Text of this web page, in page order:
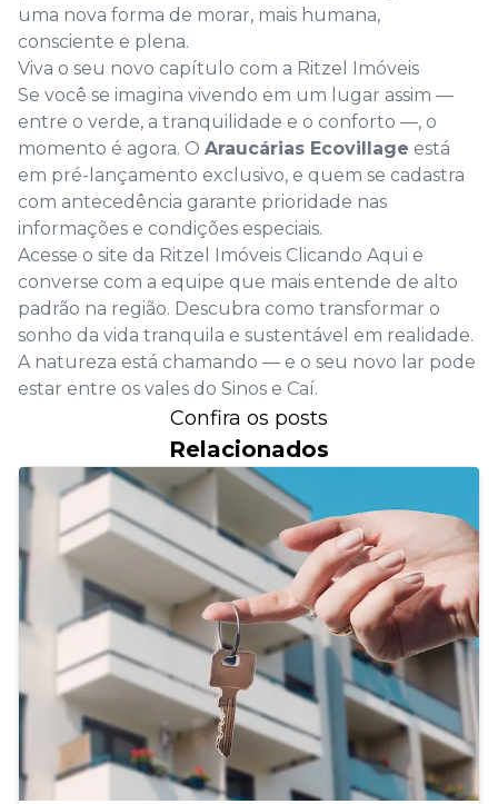
uma nova forma de morar, mais humana,
consciente e plena.
Viva o seu novo capítulo com a Ritzel Imóveis
Se você se imagina vivendo em um lugar assim —
entre o verde, a tranquilidade e o conforto —, o
momento é agora. O Araucárias Ecovillage está
em pré-lançamento exclusivo, e quem se cadastra
com antecedência garante prioridade nas
informações e condições especiais.
Acesse o site da Ritzel Imóveis Clicando Aqui e
converse com a equipe que mais entende de alto
padrão na região. Descubra como transformar o
sonho da vida tranquila e sustentável em realidade.
A natureza está chamando — e o seu novo lar pode
estar entre os vales do Sinos e Caí.
Confira os posts
Relacionados